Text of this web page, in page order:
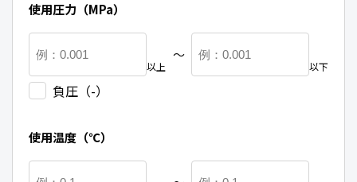
使用圧力（MPa）
以上
負圧（-）
〜
以下
使用温度（℃）